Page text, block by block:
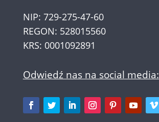
NIP: 729-275-47-60
REGON: 528015560
KRS: 0001092891
Odwiedź nas na social media: